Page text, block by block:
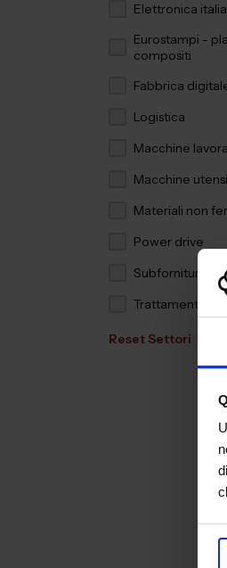
Elettronica italia
Eurostampi -
compositi
Fabbrica
Logistica
Macchine
Macchine
Materiali non
Power drive
Subfornitura
Trattamenti e
Reset Settori